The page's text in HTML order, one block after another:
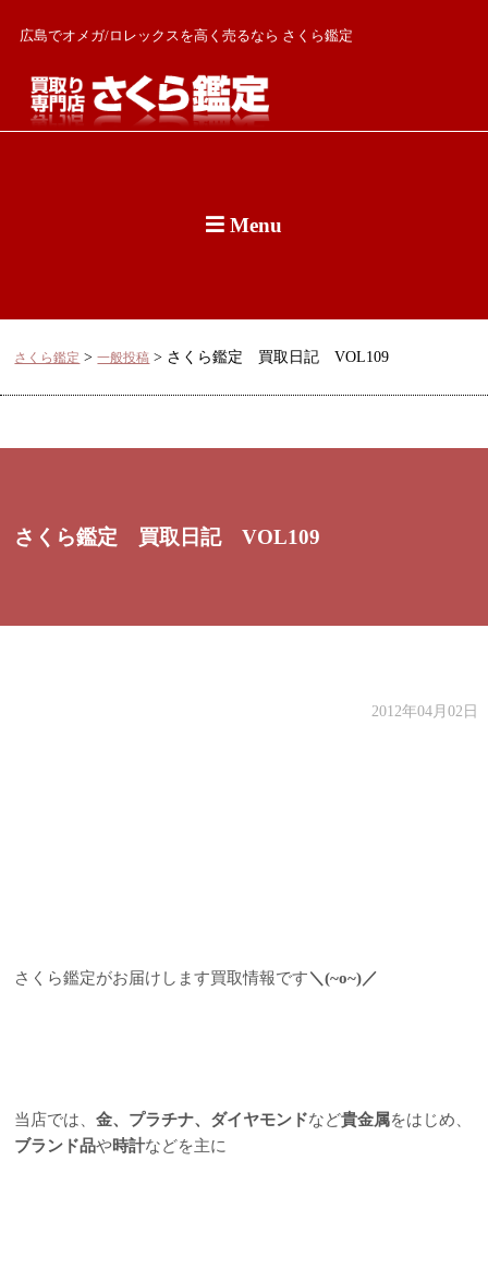
広島でオメガ/ロレックスを高く売るなら さくら鑑定
Menu
さくら鑑定 >一般投稿 > さくら鑑定 買取日記 VOL109
さくら鑑定 買取日記 VOL109
2012年04月02日
さくら鑑定がお届けします買取情報です＼(~o~)／
当店では、金、プラチナ、ダイヤモンドなど貴金属をはじめ、
ブランド品や時計などを主に